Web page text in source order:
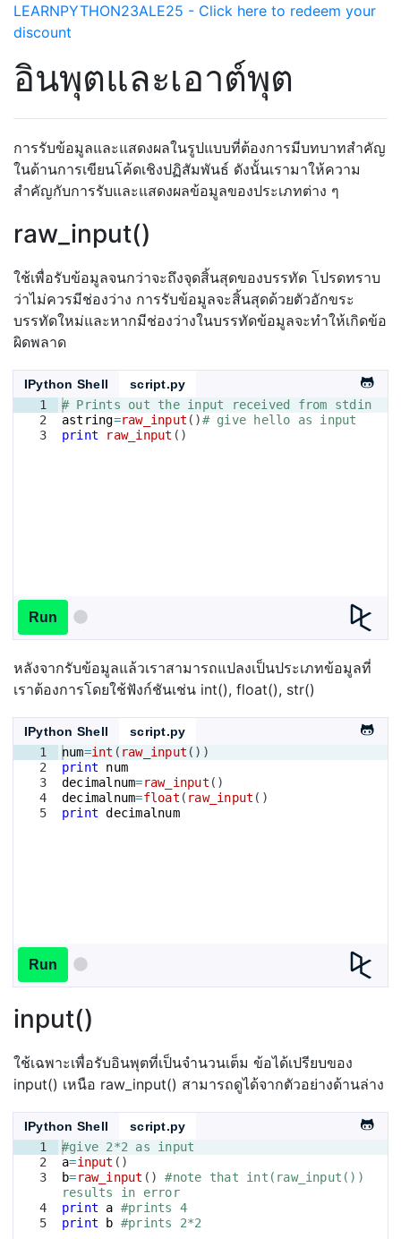
LEARNPYTHON23ALE25 - Click here to redeem your
discount
อินพุตและเอาต์พุต
การรับข้อมูลและแสดงผลในรูปแบบที่ต้องการมีบทบาทสำคัญ
ในด้านการเขียนโค้ดเชิงปฏิสัมพันธ์ ดังนั้นเรามาให้ความ
สำคัญกับการรับและแสดงผลข้อมูลของประเภทต่าง ๆ
raw_input()
ใช้เพื่อรับข้อมูลจนกว่าจะถึงจุดสิ้นสุดของบรรทัด โปรดทราบ
ว่าไม่ควรมีช่องว่าง การรับข้อมูลจะสิ้นสุดด้วยตัวอักขระ
บรรทัดใหม่และหากมีช่องว่างในบรรทัดข้อมูลจะทำให้เกิดข้อ
ผิดพลาด
IPython Shell
script.py
1
2
3
# Prints out the input received from stdin
astring=raw_input ( )# give hello as input
print
raw_input ( )
Run
หลังจากรับข้อมูลแล้วเราสามารถแปลงเป็นประเภทข้อมูลที่
เราต้องการโดยใช้ฟังก์ชันเช่น int(), float(), str()
IPython Shell
script.py
1
2
3
4
5
num=int ( raw_input ( ))
print
num
decimalnum=raw_input ( )
decimalnum=float ( raw_input ( )
print decimalnum
Run
input()
ใช้เฉพาะเพื่อรับอินพุตที่เป็นจำนวนเต็ม ข้อได้เปรียบของ
input() เหนือ raw_input() สามารถดูได้จากตัวอย่างด้านล่าง
IPython Shell
script.py
1
2
3
4
5
#give 2*2 as input
a=input ( )
b=raw_input ( )
#note that int(raw_input())
results in error
print
a #prints 4
print
b #prints 2*2